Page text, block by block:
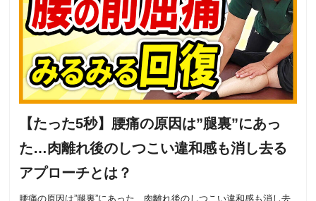
【たった5秒】腰痛の原因は”腿裏”にあっ
た…肉離れ後のしつこい違和感も消し去る
アプローチとは？
腰痛の原因は”腿裏”にあった…肉離れ後のしつこい違和感も消し去